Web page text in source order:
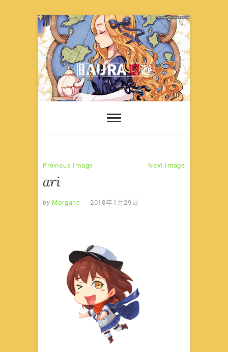
Skip
to
content
Previous Image Next Image
ari
by Morgane 2018年1月29日